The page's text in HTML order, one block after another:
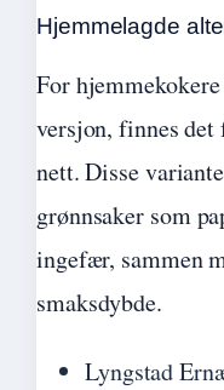
Hjemmelagde
For
versjon, finnes
nett. Disse
grønnsaker som
ingefær, sammen
smaksdybde.
Lyngstad